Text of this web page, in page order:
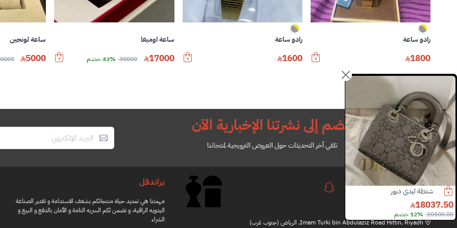
شنطة ليدي ديور
18037.50
20500.00 12% خصم
اسوارة كارتير
15100.00
450.00
800.00 43% خصم
رادو ساعة
1800
رادو ساعة
1600
ساعة اوميغا
17000
30000 43% خصم
ساعة لونجين
5000
انضم إلى نشرتنا الإخبارية الآن
تلقي آخر التحديثات حول العروض الترويجية لمنتجاتنا
Imam Turki bin Abdulaziz Road Hittin, Riyadh, الرياض (جنوب غرب)
براندفل
مهمتنا هي تمديد حياة منتجاتكم بشغف الاستدامة و تقدير الصناعة
اليدويه الراقية، و نضمن لكم السريه التامة و الأمان بالدفع و البيع و
الشراء